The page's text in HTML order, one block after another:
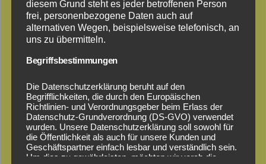
Baumabtragung nach Sturmschaden
diesem Grund steht es jeder betroffenen Person
frei, personenbezogene Daten auch auf
alternativen Wegen, beispielsweise telefonisch, an
uns zu übermitteln.
Begriffsbestimmungen
Die Datenschutzerklärung beruht auf den
Begrifflichkeiten, die durch den Europäischen
Richtlinien- und Verordnungsgeber beim Erlass der
Datenschutz-Grundverordnung (DS-GVO) verwendet
wurden. Unsere Datenschutzerklärung soll sowohl für
die Öffentlichkeit als auch für unsere Kunden und
Geschäftspartner einfach lesbar und verständlich sein.
Um dies zu gewährleisten, möchten wir vorab die